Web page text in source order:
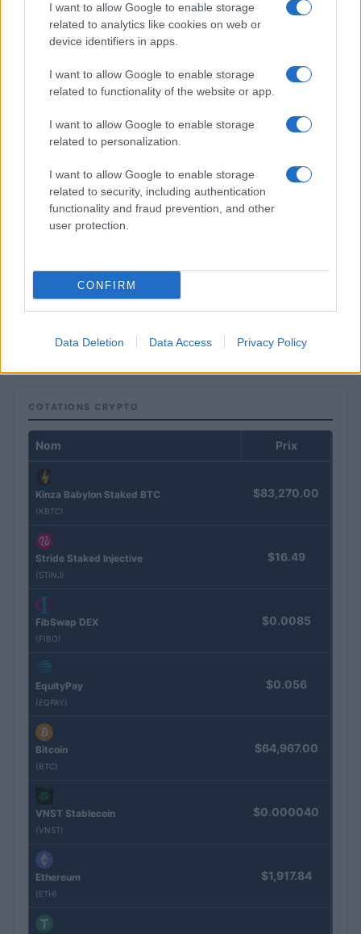
I want to allow Google to enable storage
related to analytics like cookies on web or
device identifiers in apps.
I want to allow Google to enable storage
related to functionality of the website or app.
I want to allow Google to enable storage
related to personalization.
I want to allow Google to enable storage
related to security, including authentication
functionality and fraud prevention, and other
user protection.
CONFIRM
Data Deletion Data Access Privacy Policy
Immobilier locatif : comment générer 80 000 € de revenus
annuels en 10 ans
Juliette Bernard · 9 Août 2026
Comment déterminer le niveau de risque d’investissement
Thomas Lefevre · 8 Août 2026
COTATIONS CRYPTO
Nom Prix
Kinza Babylon Staked BTC
(KBTC)
$83,270.00
Stride Staked Injective
(STINJ)
$16.49
FibSwap DEX
(FIBO)
$0.0085
EquityPay
(EQPAY)
$0.056
Bitcoin
(BTC)
$64,967.00
VNST Stablecoin
(VNST)
$0.000040
Ethereum
(ETH)
$1,917.84